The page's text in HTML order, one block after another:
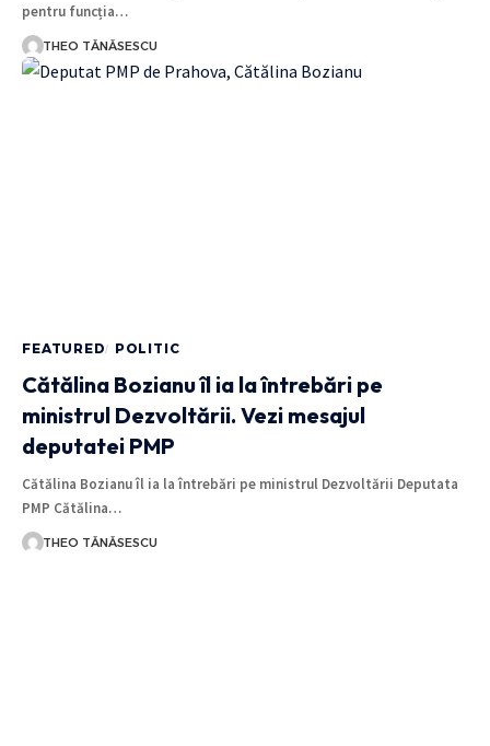
pentru funcția…
THEO TĂNĂSESCU
FEATURED POLITIC
Cătălina Bozianu îl ia la întrebări pe
ministrul Dezvoltării. Vezi mesajul
deputatei PMP
Cătălina Bozianu îl ia la întrebări pe ministrul Dezvoltării Deputata
PMP Cătălina…
THEO TĂNĂSESCU